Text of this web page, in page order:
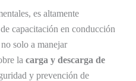
es altamente
capacitación en conducción
solo a manejar
la carga y descarga de
y prevención de